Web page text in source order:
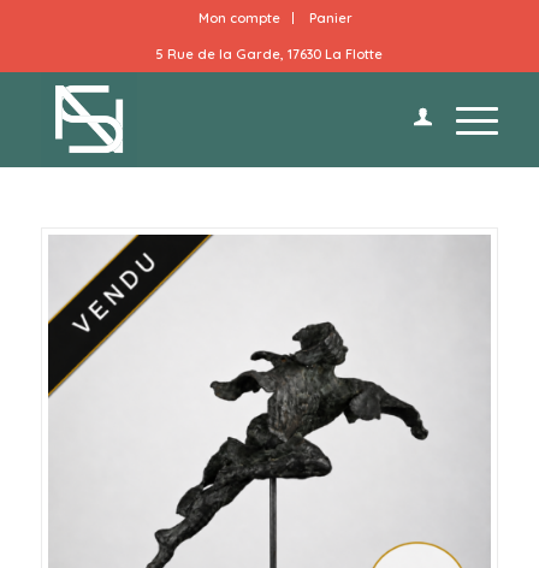
Mon compte Panier
5 Rue de la Garde, 17630 La Flotte